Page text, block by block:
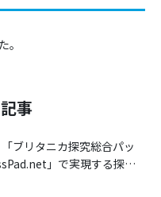
。
事
「ブリタニカ探究総合パッ
」で実現する探究